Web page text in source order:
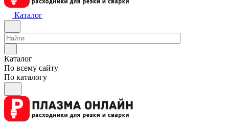
Каталог
Каталог
По всему сайту
По каталогу